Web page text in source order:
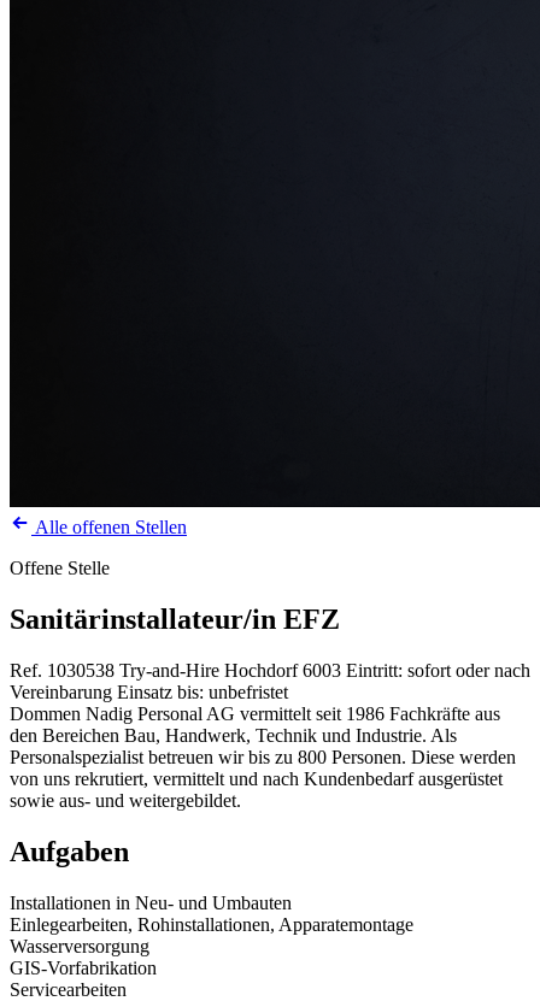
Alle offenen Stellen
Offene Stelle
Sanitärinstallateur/in EFZ
Ref. 1030538 Try-and-Hire Hochdorf 6003 Eintritt: sofort oder nach
Vereinbarung Einsatz bis: unbefristet
Dommen Nadig Personal AG vermittelt seit 1986 Fachkräfte aus
den Bereichen Bau, Handwerk, Technik und Industrie. Als
Personalspezialist betreuen wir bis zu 800 Personen. Diese werden
von uns rekrutiert, vermittelt und nach Kundenbedarf ausgerüstet
sowie aus- und weitergebildet.
Aufgaben
Installationen in Neu- und Umbauten
Einlegearbeiten, Rohinstallationen, Apparatemontage
Wasserversorgung
GIS-Vorfabrikation
Servicearbeiten